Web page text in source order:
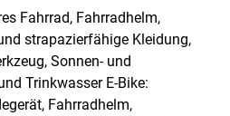
Fahrrad, Fahrradhelm,
strapazierfähige Kleidung,
Sonnen- und
Trinkwasser E-Bike:
Fahrradhelm,